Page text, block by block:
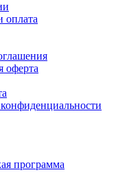
оплата
оферта
программа